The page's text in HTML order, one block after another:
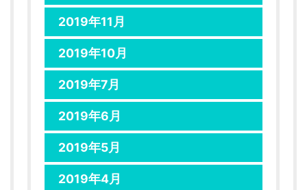
2019年11月
2019年10月
2019年7月
2019年6月
2019年5月
2019年4月